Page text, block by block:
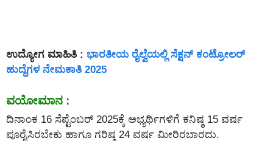
ಉದ್ಯೋಗ ಮಾಹಿತಿ : ಭಾರತೀಯ ರೈಲ್ವೆಯಲ್ಲಿ ಸೆಕ್ಷನ್ ಕಂಟ್ರೋಲರ್
ಹುದ್ದೆಗಳ ನೇಮಕಾತಿ 2025
ವಯೋಮಾನ :
ದಿನಾಂಕ 16 ಸೆಪ್ಟೆಂಬರ್ 2025ಕ್ಕೆ ಅಭ್ಯರ್ಥಿಗಳಿಗೆ ಕನಿಷ್ಠ 15 ವರ್ಷ
ಪೂರೈಸಿರಬೇಕು ಹಾಗೂ ಗರಿಷ್ಠ 24 ವರ್ಷ ಮೀರಿರಬಾರದು.